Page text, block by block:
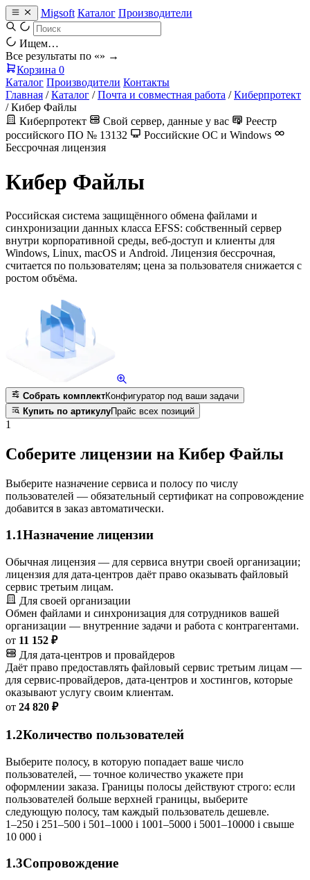
Migsoft Каталог Производители
Ищем…
Все результаты по «» →
Корзина 0
Каталог Производители Контакты
Главная / Каталог / Почта и совместная работа / Киберпротект
/ Кибер Файлы
Киберпротект
Свой сервер, данные у вас
Реестр
российского ПО № 13132
Российские ОС и Windows
Бессрочная лицензия
Кибер Файлы
Российская система защищённого обмена файлами и
синхронизации данных класса EFSS: собственный сервер
внутри корпоративной среды, веб-доступ и клиенты для
Windows, Linux, macOS и Android. Лицензия бессрочная,
считается по пользователям; цена за пользователя снижается с
ростом объёма.
Собрать комплектКонфигуратор под ваши задачи
Купить по артикулуПрайс всех позиций
1
Соберите лицензии на Кибер Файлы
Выберите назначение сервиса и полосу по числу
пользователей — обязательный сертификат на сопровождение
добавится в заказ автоматически.
1.1Назначение лицензии
Обычная лицензия — для сервиса внутри своей организации;
лицензия для дата-центров даёт право оказывать файловый
сервис третьим лицам.
Для своей организации
Обмен файлами и синхронизация для сотрудников вашей
организации — внутренние задачи и работа с контрагентами.
от 11 152 ₽
Для дата-центров и провайдеров
Даёт право предоставлять файловый сервис третьим лицам —
для сервис-провайдеров, дата-центров и хостингов, которые
оказывают услугу своим клиентам.
от 24 820 ₽
1.2Количество пользователей
Выберите полосу, в которую попадает ваше число
пользователей, — точное количество укажете при
оформлении заказа. Границы полосы действуют строго: если
пользователей больше верхней границы, выберите
следующую полосу, там каждый пользователь дешевле.
1–250 i 251–500 i 501–1000 i 1001–5000 i 5001–10000 i свыше
10 000 i
1.3Сопровождение